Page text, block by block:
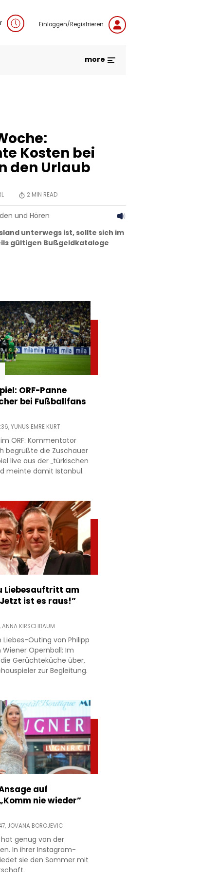
Einloggen/Registrieren
more
Kosten bei
den Urlaub
2 MIN READ
und Hören
unterwegs ist, sollte sich im
gültigen Bußgeldkataloge
ORF-Panne
bei Fußballfans
YUNUS EMRE KURT
ORF: Kommentator
begrüßte die Zuschauer
live aus der „türkischen
meinte damit Istanbul.
Liebesauftritt am
ist es raus!”
ANNA KIRSCHBAUM
Outing von Philipp
Opernball: Im
Gerüchteküche über,
zur Begleitung.
auf
nie wieder”
JOVANA BOROJEVIC
genug von der
In ihrer Instagram-
sie den Sommer mit